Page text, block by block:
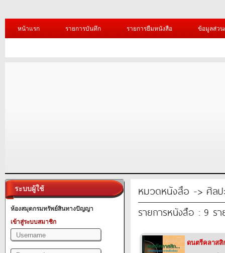
หน้าแรก รายการบันทึก รายการยืมหนังสือ ข้อมูลส่ว
ระบบผู้ใช้
ห้องสมุดกรมทรัพย์สินทางปัญญา
เข้าสู่ระบบสมาชิก
หมวดหนังสือ -> ศิลป
รายการหนังสือ : 9 รา
ดนตรีคลาสสิ